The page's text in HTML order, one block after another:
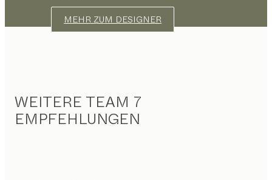
MEHR ZUM DESIGNER
WEITERE TEAM 7
EMPFEHLUNGEN